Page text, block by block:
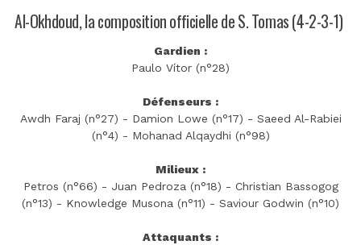
Al-Okhdoud, la composition officielle de S. Tomas (4-2-3-1)
Gardien :
Paulo Vítor (n°28)
Défenseurs :
Awdh Faraj (n°27) - Damion Lowe (n°17) - Saeed Al-Rabiei
(n°4) - Mohanad Alqaydhi (n°98)
Milieux :
Petros (n°66) - Juan Pedroza (n°18) - Christian Bassogog
(n°13) - Knowledge Musona (n°11) - Saviour Godwin (n°10)
Attaquants :